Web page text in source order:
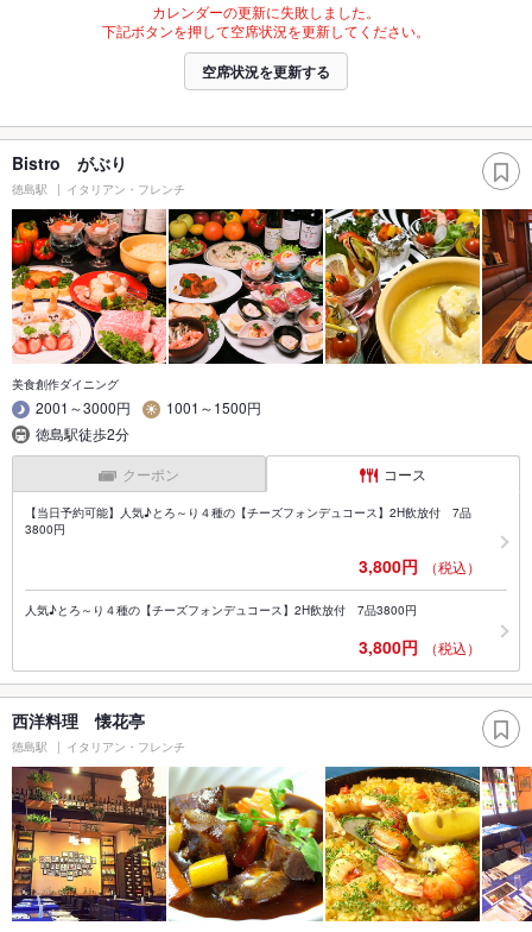
カレンダーの更新に失敗しました。
下記ボタンを押して空席状況を更新してください。
空席状況を更新する
Bistro がぶり
徳島駅 イタリアン・フレンチ
美食創作ダイニング
2001～3000円
1001～1500円
徳島駅徒歩2分
クーポン コース
【当日予約可能】人気♪とろ～り４種の【チーズフォンデュコース】2H飲放付 7品
3800円
3,800円 （税込）
人気♪とろ～り４種の【チーズフォンデュコース】2H飲放付 7品3800円
3,800円 （税込）
西洋料理 懐花亭
徳島駅 イタリアン・フレンチ